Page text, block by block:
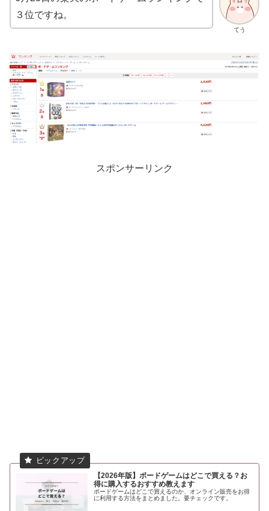
てう
３位ですね。
スポンサーリンク
【2026年版】ボードゲームはどこで買える？お
得に購入するおすすめ教えます
ボードゲームはどこで買えるのか、オンライン販売をお得
に利用する方法をまとめました。要チェックです。